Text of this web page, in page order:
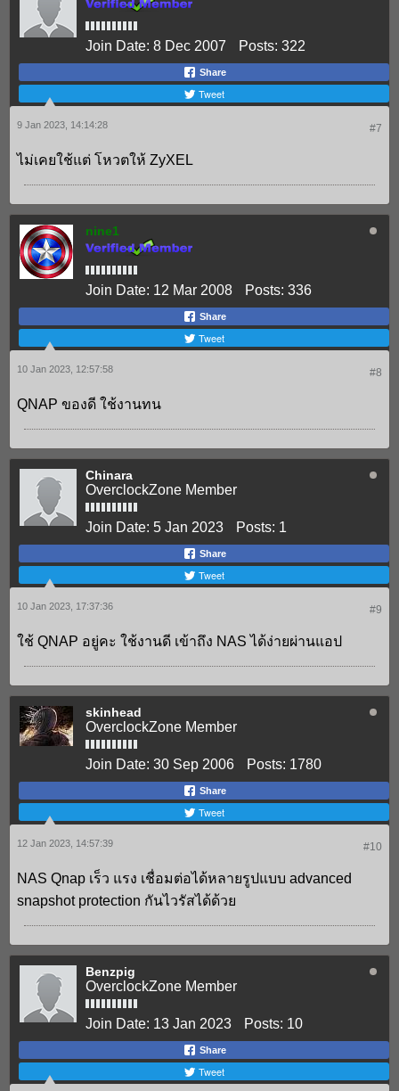
Join Date: 8 Dec 2007 Posts: 322
Share
Tweet
#7
9 Jan 2023, 14:14:28
ไม่เคยใช้แต่ โหวตให้ ZyXEL
nine1
Join Date: 12 Mar 2008 Posts: 336
Share
Tweet
#8
10 Jan 2023, 12:57:58
QNAP ของดี ใช้งานทน
Chinara
OverclockZone Member
Join Date: 5 Jan 2023 Posts: 1
Share
Tweet
#9
10 Jan 2023, 17:37:36
ใช้ QNAP อยู่คะ ใช้งานดี เข้าถึง NAS ได้ง่ายผ่านแอป
skinhead
OverclockZone Member
Join Date: 30 Sep 2006 Posts: 1780
Share
Tweet
#10
12 Jan 2023, 14:57:39
NAS Qnap เร็ว แรง เชื่อมต่อได้หลายรูปแบบ advanced
snapshot protection กันไวรัสได้ด้วย
Benzpig
OverclockZone Member
Join Date: 13 Jan 2023 Posts: 10
Share
Tweet